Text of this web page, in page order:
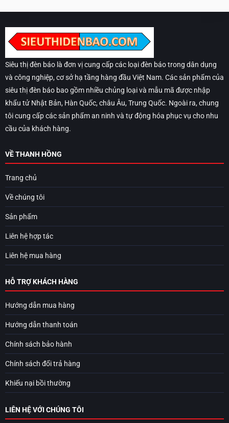
Siêu thị đèn báo là đơn vị cung cấp các loại đèn báo trong dân dụng
và công nghiệp, cơ sở hạ tầng hàng đầu Việt Nam. Các sản phẩm của
siêu thị đèn báo bao gồm nhiều chủng loại và mẫu mã được nhập
khẩu tử Nhật Bản, Hàn Quốc, châu Âu, Trung Quốc. Ngoài ra, chung
tôi cung cấp các sản phẩm an ninh và tự động hóa phục vụ cho nhu
cầu của khách hàng.
VỀ THANH HỒNG
Trang chủ
Về chúng tôi
Sản phẩm
Liên hệ hợp tác
Liên hệ mua hàng
HỖ TRỢ KHÁCH HÀNG
Hướng dẫn mua hàng
Hướng dẫn thanh toán
Chính sách bảo hành
Chính sách đổi trả hàng
Khiếu nại bồi thường
LIÊN HỆ VỚI CHÚNG TÔI